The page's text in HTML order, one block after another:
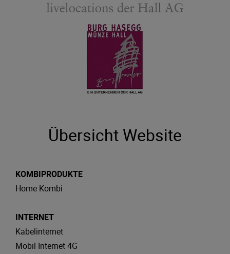
Übersicht Website
KOMBIPRODUKTE
Home Kombi
INTERNET
Kabelinternet
Mobil Internet 4G